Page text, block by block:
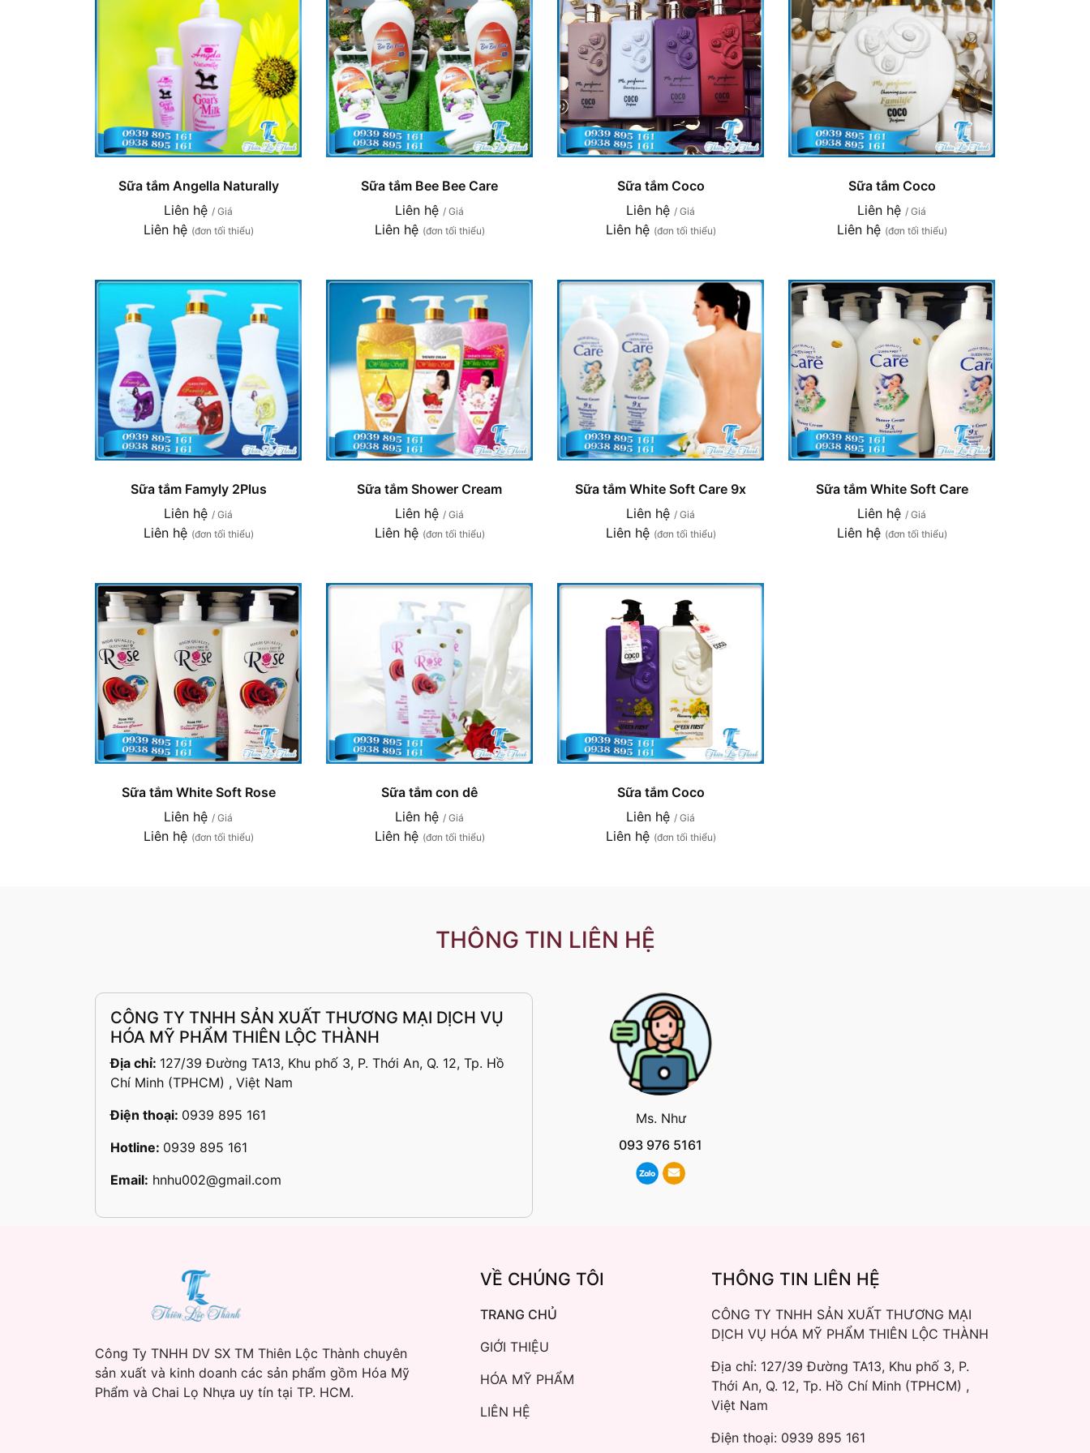
Sữa tắm Angella Naturally
Liên hệ / Giá
Liên hệ (đơn tối thiểu)
Sữa tắm Bee Bee Care
Liên hệ / Giá
Liên hệ (đơn tối thiểu)
Sữa tắm Coco
Liên hệ / Giá
Liên hệ (đơn tối thiểu)
Sữa tắm Coco
Liên hệ / Giá
Liên hệ (đơn tối thiểu)
Sữa tắm Famyly 2Plus
Liên hệ / Giá
Liên hệ (đơn tối thiểu)
Sữa tắm Shower Cream
Liên hệ / Giá
Liên hệ (đơn tối thiểu)
Sữa tắm White Soft Care 9x
Liên hệ / Giá
Liên hệ (đơn tối thiểu)
Sữa tắm White Soft Care
Liên hệ / Giá
Liên hệ (đơn tối thiểu)
Sữa tắm White Soft Rose
Liên hệ / Giá
Liên hệ (đơn tối thiểu)
Sữa tắm con dê
Liên hệ / Giá
Liên hệ (đơn tối thiểu)
Sữa tắm Coco
Liên hệ / Giá
Liên hệ (đơn tối thiểu)
THÔNG TIN LIÊN HỆ
CÔNG TY TNHH SẢN XUẤT THƯƠNG MẠI DỊCH VỤ
HÓA MỸ PHẨM THIÊN LỘC THÀNH
Địa chỉ: 127/39 Đường TA13, Khu phố 3, P. Thới An, Q. 12, Tp. Hồ
Chí Minh (TPHCM) , Việt Nam
Điện thoại: 0939 895 161
Hotline: 0939 895 161
Email: hnhu002@gmail.com
Ms. Như
093 976 5161
Công Ty TNHH DV SX TM Thiên Lộc Thành chuyên
sản xuất và kinh doanh các sản phẩm gồm Hóa Mỹ
Phẩm và Chai Lọ Nhựa uy tín tại TP. HCM.
VỀ CHÚNG TÔI
TRANG CHỦ
GIỚI THIỆU
HÓA MỸ PHẨM
LIÊN HỆ
THÔNG TIN LIÊN HỆ
CÔNG TY TNHH SẢN XUẤT THƯƠNG MẠI
DỊCH VỤ HÓA MỸ PHẨM THIÊN LỘC THÀNH
Địa chỉ: 127/39 Đường TA13, Khu phố 3, P.
Thới An, Q. 12, Tp. Hồ Chí Minh (TPHCM) ,
Việt Nam
Điện thoại: 0939 895 161